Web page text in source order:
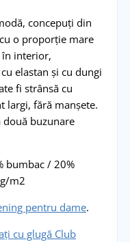
concepuți din
o proporție mare
în interior,
elastan și cu dungi
fi strânsă cu
largi, fără manșete.
două buzunare
bumbac / 20%
m2
pentru dame.
cu glugă Club